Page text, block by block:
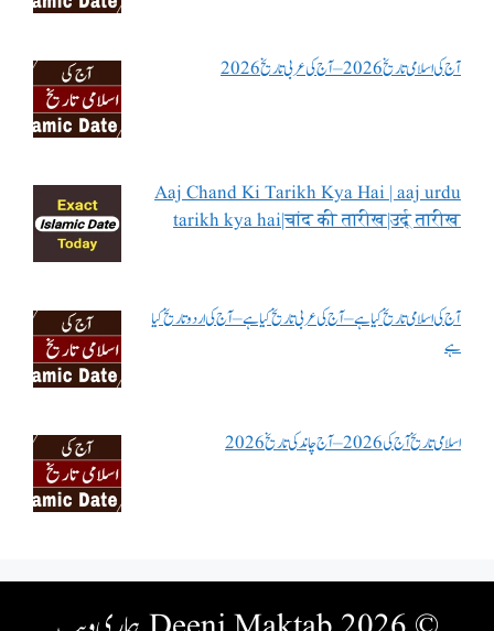
آج کی اسلامی تاریخ 2026 – آج کی عربی تاریخ 2026
Aaj Chand Ki Tarikh Kya Hai | aaj urdu
tarikh kya hai|चांद की तारीख|उर्दू तारीख
آج کی اسلامی تاریخ کیا ہے – آج کی عربی تاریخ کیا ہے – آج کی اردو تاریخ کیا
ہے
اسلامی تاریخ آج کی 2026 – آج چاند کی تاریخ 2026